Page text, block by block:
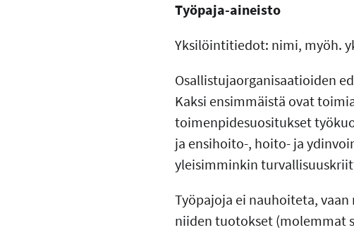
Työpaja-aineisto
Yksilöintitiedot: nimi, myöh.
Osallistujaorganisaatioiden
Kaksi ensimmäistä ovat
toimenpidesuositukset
ja ensihoito-, hoito- ja
yleisimminkin
Työpajoja ei nauhoiteta,
niiden tuotokset (molemmat